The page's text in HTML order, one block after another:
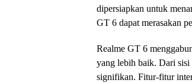
dipersiapkan untuk
GT 6 dapat merasakan
Realme GT 6
yang lebih baik. Dari sisi
signifikan. Fitur-fitur